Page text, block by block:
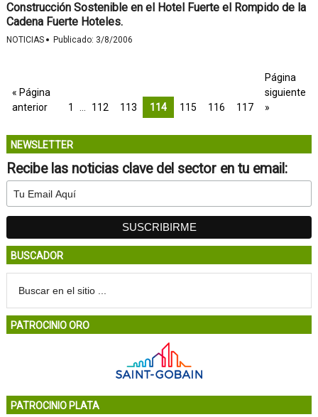
Construcción Sostenible en el Hotel Fuerte el Rompido de la
Cadena Fuerte Hoteles.
NOTICIAS · Publicado: 3/8/2006
« Página
anterior
1 112 113 114 115 116 117
Página
siguiente
»
NEWSLETTER
Recibe las noticias clave del sector en tu email:
BUSCADOR
PATROCINIO ORO
PATROCINIO PLATA